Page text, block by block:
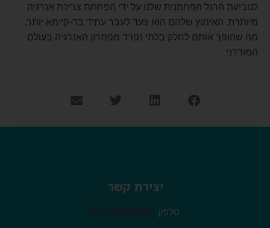
לטביעת הרגל הפחמנית שלנו על ידי הפחתת צריכת אנרגיה
מיותרת. האימוץ שלהם הוא צעד לעבר עתיד בר-קיימא יותר,
מה שהופך אותם לחלק בלתי נפרד מפתרון האנרגיה בעולם
המודרני.
יצירת קשר
טלפון : 054-9982136